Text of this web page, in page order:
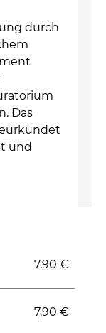
durch
Das
und
7,90 €
7,90 €